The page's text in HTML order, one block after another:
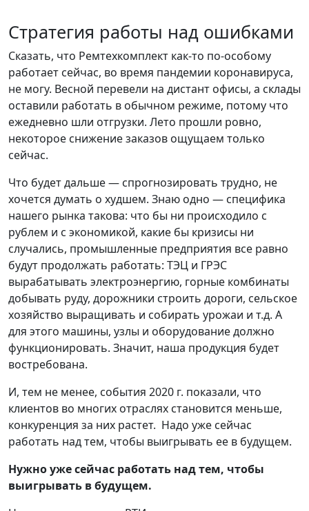
Стратегия работы над ошибками
Сказать, что Ремтехкомплект как-то по-особому
работает сейчас, во время пандемии коронавируса,
не могу. Весной перевели на дистант офисы, а склады
оставили работать в обычном режиме, потому что
ежедневно шли отгрузки. Лето прошли ровно,
некоторое снижение заказов ощущаем только
сейчас.
Что будет дальше — спрогнозировать трудно, не
хочется думать о худшем. Знаю одно — специфика
нашего рынка такова: что бы ни происходило с
рублем и с экономикой, какие бы кризисы ни
случались, промышленные предприятия все равно
будут продолжать работать: ТЭЦ и ГРЭС
вырабатывать электроэнергию, горные комбинаты
добывать руду, дорожники строить дороги, сельское
хозяйство выращивать и собирать урожаи и т.д. А
для этого машины, узлы и оборудование должно
функционировать. Значит, наша продукция будет
востребована.
И, тем не менее, события 2020 г. показали, что
клиентов во многих отраслях становится меньше,
конкуренция за них растет. Надо уже сейчас
работать над тем, чтобы выигрывать ее в будущем.
Нужно уже сейчас работать над тем, чтобы
выигрывать в будущем.